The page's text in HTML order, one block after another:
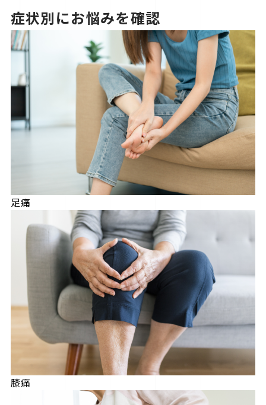
症状別にお悩みを確認
足痛
膝痛